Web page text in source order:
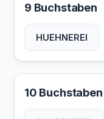
9 Buchstaben
HUEHNEREI
10 Buchstaben